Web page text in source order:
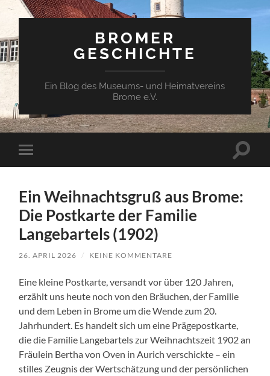
BROMER
GESCHICHTE
Ein Blog des Museums- und Heimatvereins
Brome e.V.
Mobile-
Menü
Ein Weihnachtsgruß aus Brome:
Die Postkarte der Familie
Langebartels (1902)
26. APRIL 2026 / KEINE KOMMENTARE
Eine kleine Postkarte, versandt vor über 120 Jahren,
erzählt uns heute noch von den Bräuchen, der Familie
und dem Leben in Brome um die Wende zum 20.
Jahrhundert. Es handelt sich um eine Prägepostkarte,
die die Familie Langebartels zur Weihnachtszeit 1902 an
Fräulein Bertha von Oven in Aurich verschickte – ein
stilles Zeugnis der Wertschätzung und der persönlichen